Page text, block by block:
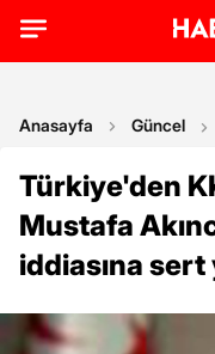
Anasayfa Güncel
Türkiye'den
Mustafa
iddiasına sert